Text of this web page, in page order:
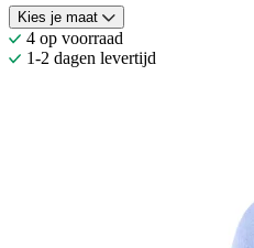
Kies je maat
4 op voorraad
1-2 dagen levertijd